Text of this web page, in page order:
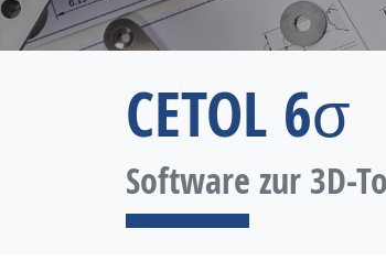
CETOL 6σ
Software zur 3D-